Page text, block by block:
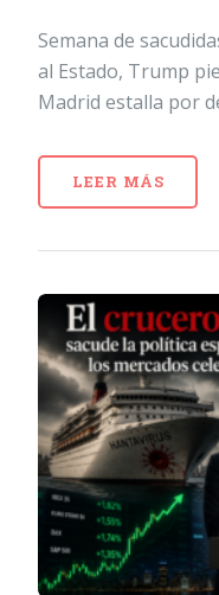
Semana de
al Estado, Trump
Madrid estalla por
LEER MÁS